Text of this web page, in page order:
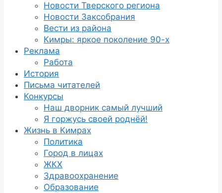
Новости Тверского региона
Новости Заксобрания
Вести из района
Кимры: яркое поколение 90-х
Реклама
Работа
История
Письма читателей
Конкурсы
Наш дворник самый лучший
Я горжусь своей роднёй!
Жизнь в Кимрах
Политика
Город в лицах
ЖКХ
Здравоохранение
Образование